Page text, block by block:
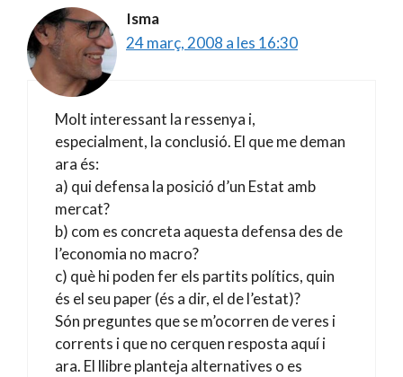
Isma
24 març, 2008 a les 16:30
Molt interessant la ressenya i,
especialment, la conclusió. El que me deman
ara és:
a) qui defensa la posició d’un Estat amb
mercat?
b) com es concreta aquesta defensa des de
l’economia no macro?
c) què hi poden fer els partits polítics, quin
és el seu paper (és a dir, el de l’estat)?
Són preguntes que se m’ocorren de veres i
corrents i que no cerquen resposta aquí i
ara. El llibre planteja alternatives o es